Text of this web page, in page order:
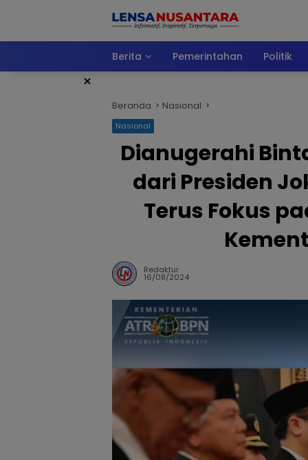
Berita
Pemerintahan Politik
×
Beranda Nasional
Nasional
Dianugerahi
dari Presiden
Terus Fokus
Redaktur
16/08/2024